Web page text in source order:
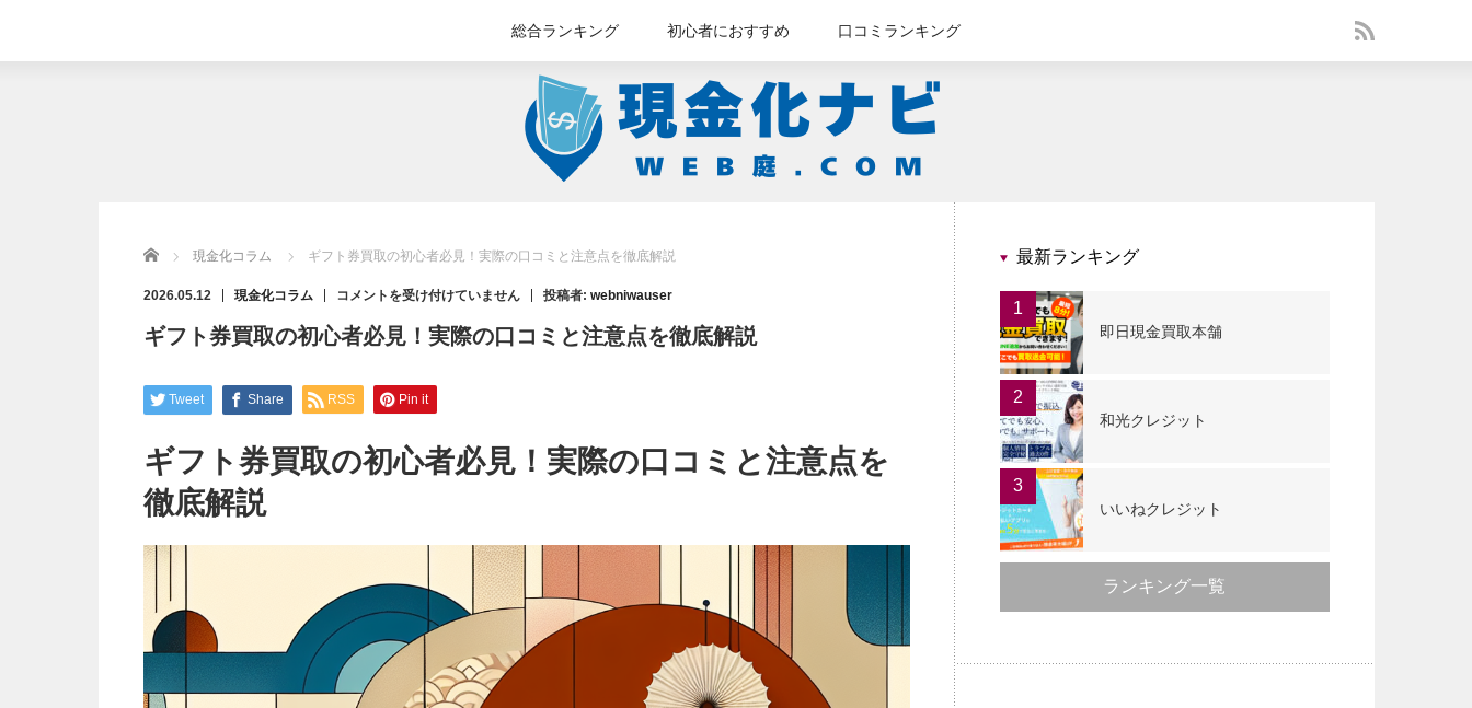
総合ランキング 初心者におすすめ 口コミランキング
Home 現金化コラム ギフト券買取の初心者必見！実際の口コミと注意点を徹底解説
2026.05.12 現金化コラム
ギ
券
買
初
心
者
実
際
の
注
徹
解
説
コメントを受け付けていません 投稿者: webniwauser
ギフト券買取の初心者必見！実際の口コミと注意点を徹底解説
Tweet Share RSS Pin it
ギフト券買取の初心者必見！実際の口コミと注意点を
徹底解説
最新ランキング
1
即日現金買取本舗
2
和光クレジット
3
いいねクレジット
ランキング一覧